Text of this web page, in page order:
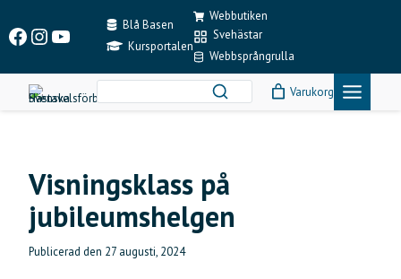
content
Facebook
Instagram
YouTubeBlå Basen
Kursportalen
Webbutiken
Svehästar
Webbsprångrulla
Varukorg
Visningsklass på
jubileumshelgen
Publicerad den 27 augusti, 2024